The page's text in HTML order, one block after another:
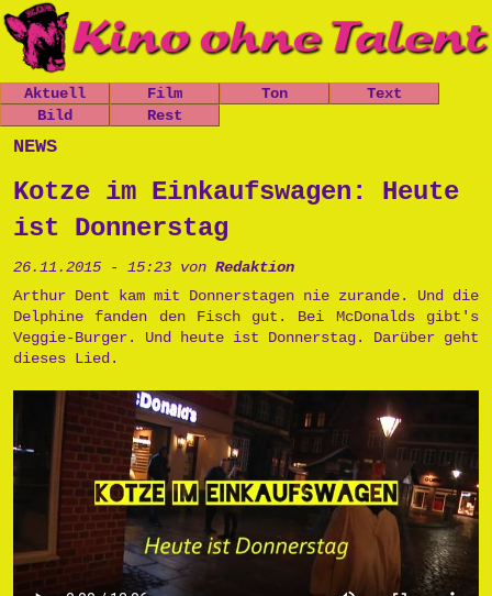
Aktuell
Nachrichten
Termine
Film
Spielfilme
n
Musik
Trailer
Politik
Unsinn
Käseburg
Ton
Das Grauen
der Tiefe
Prinzessin
Cara
Text
der Tiefe
ar
Ausgesproche
sr
Postpunk
Bild
Mitfickrepor
t
Metallwaren
Tschernobyl
Rest
Links
Impressum
news
Kotze im Einkaufswagen: Heute
ist Donnerstag
26.11.2015 - 15:23 von Redaktion
Arthur Dent kam mit Donnerstagen nie zurande. Und die
Delphine fanden den Fisch gut. Bei McDonalds gibt's
Veggie-Burger. Und heute ist Donnerstag. Darüber geht
dieses Lied.